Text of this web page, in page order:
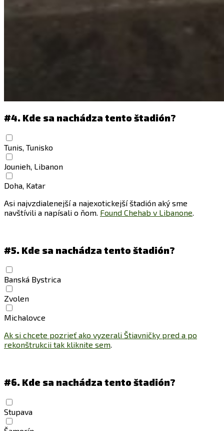
#4. Kde sa nachádza tento štadión?
Tunis, Tunisko
Jounieh, Libanon
Doha, Katar
Asi najvzdialenejší a najexotickejší štadión aký sme
navštívili a napísali o ňom. Found Chehab v Libanone.
#5. Kde sa nachádza tento štadión?
Banská Bystrica
Zvolen
Michalovce
Ak si chcete pozrieť ako vyzerali Štiavničky pred a po
rekonštrukcii tak kliknite sem.
#6. Kde sa nachádza tento štadión?
Stupava